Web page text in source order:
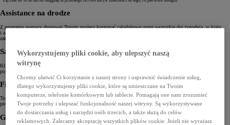
Assistance na drodze
Z programu pomocy drogowej Toyoty możesz korzystać całodobowo przez wszystkie dni tygodnia, w kraju
i za granicą. Program obejmuje pomoc w przypadku awarii, holowanie pojazdu oraz, w razie potrzeby,
zakwaterowanie w hotelu.
Samochód zastępczy
Klient serwisu Toyota Professional może zarezerwować samochód zastępczy na czas naprawy lub przeglądu
pojazdu. Do wyboru są różne opcje, w tym lekkie samochody osobowe i dostawcze.
Finansowanie i ubezpieczenia
Toyota Professional oferuje usługi finansowe dla firm, a także ubezpieczenia dostosowane do specyficznych
potrzeb klienta.
Gwarancja mobilności
Wykorzystujemy pliki cookie, aby ulepszyć naszą
witrynę
Chcemy ułatwić Ci korzystanie z naszej strony i usprawnić świadczenie usług,
dlatego wykorzystujemy pliki cookie, które są umieszczane na Twoim
komputerze, telefonie komórkowym lub tablecie. Pomagają one nam zrozumieć
Twoje potrzeby i ulepszać funkcjonalność naszej witryny. Są wykorzystywane
do dostarczania usług i narzędzi osób trzecich, a także służą do celów
reklamowych. Zalecamy akceptację wszystkich plików cookie. Jeżeli nie wyrażasz